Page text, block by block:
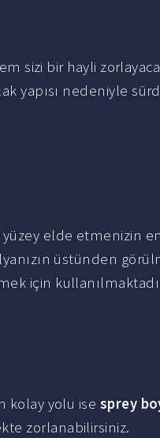
sizi bir hayli
yapısı nedeniyle
yüzey elde etmenizin
üstünden
için
kolay yolu ise sprey
zorlanabilirsiniz.